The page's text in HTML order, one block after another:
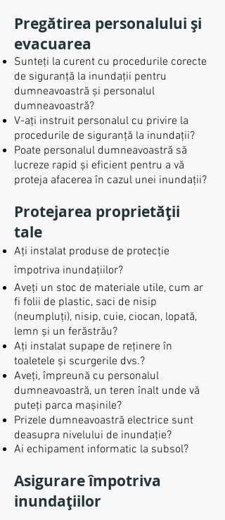
Pregătirea personalului și
evacuarea
Sunteți la curent cu procedurile corecte
de siguranță la inundații pentru
dumneavoastră și personalul
dumneavoastră?
V-ați instruit personalul cu privire la
procedurile de siguranță la inundații?
Poate personalul dumneavoastră să
lucreze rapid și eficient pentru a vă
proteja afacerea în cazul unei inundații?
Protejarea proprietății
tale
Ați instalat produse de protecție
împotriva inundațiilor?
Aveți un stoc de materiale utile, cum ar
fi folii de plastic, saci de nisip
(neumpluți), nisip, cuie, ciocan, lopată,
lemn și un ferăstrău?
Ați instalat supape de reținere în
toaletele și scurgerile dvs.?
Aveți, împreună cu personalul
dumneavoastră, un teren înalt unde vă
puteți parca mașinile?
Prizele dumneavoastră electrice sunt
deasupra nivelului de inundație?
Ai echipament informatic la subsol?
Asigurare împotriva
inundațiilor